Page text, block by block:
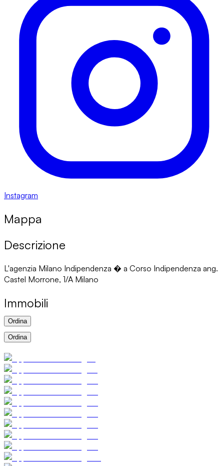
Instagram
Mappa
Descrizione
L'agenzia Milano Indipendenza � a Corso Indipendenza ang.
Castel Morrone, 1/A Milano
Immobili
Ordina
Ordina